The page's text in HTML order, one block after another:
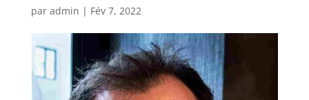
par admin | Fév 7, 2022